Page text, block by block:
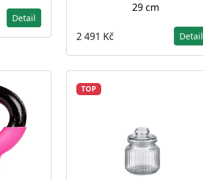
Detail
29 cm
2 491 Kč Detail
TOP